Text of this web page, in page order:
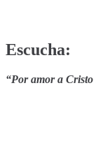
Escucha:
“Por amor a Cristo